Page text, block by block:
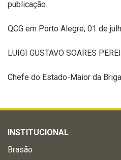
publicação.
QCG em Porto Alegre, 01 de
LUIGI GUSTAVO SOARES
Chefe do Estado-Maior da
INSTITUCIONAL
Brasão